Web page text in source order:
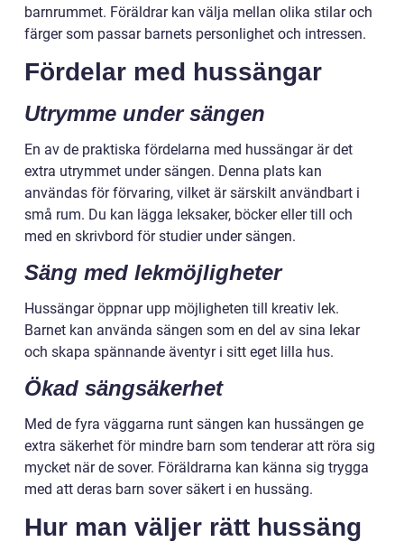
barnrummet. Föräldrar kan välja mellan olika stilar och
färger som passar barnets personlighet och intressen.
Fördelar med hussängar
Utrymme under sängen
En av de praktiska fördelarna med hussängar är det
extra utrymmet under sängen. Denna plats kan
användas för förvaring, vilket är särskilt användbart i
små rum. Du kan lägga leksaker, böcker eller till och
med en skrivbord för studier under sängen.
Säng med lekmöjligheter
Hussängar öppnar upp möjligheten till kreativ lek.
Barnet kan använda sängen som en del av sina lekar
och skapa spännande äventyr i sitt eget lilla hus.
Ökad sängsäkerhet
Med de fyra väggarna runt sängen kan hussängen ge
extra säkerhet för mindre barn som tenderar att röra sig
mycket när de sover. Föräldrarna kan känna sig trygga
med att deras barn sover säkert i en hussäng.
Hur man väljer rätt hussäng